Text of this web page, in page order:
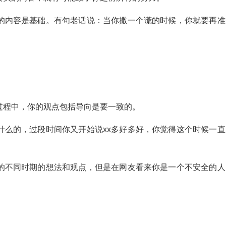
容是基础。有句老话说：当你撒一个谎的时候，你就要再
中，你的观点包括导向是要一致的。
的，过段时间你又开始说xx多好多好，你觉得这个时候一
同时期的想法和观点，但是在网友看来你是一个不安全的人